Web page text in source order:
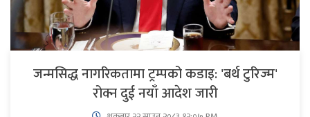
जन्मसिद्ध नागरिकतामा ट्रम्पको कडाइ: 'बर्थ टुरिज्म'
रोक्न दुई नयाँ आदेश जारी